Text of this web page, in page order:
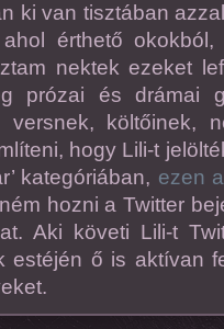
ki van tisztában
érthető
nektek ezeket
prózai és drámai
versnek, költőinek,
hogy Lili-t
kategóriában, ezen
hozni a Twitter
Aki követi Lili-t
estéjén ő is aktívan